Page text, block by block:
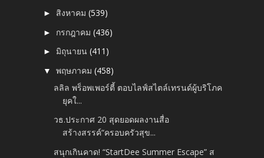
► สิงหาคม(539)
► กรกฎาคม(436)
► มิถุนายน(411)
▼พฤษภาคม(458)
ลลิล พร็อพเพอร์ตี้ ตอบไลฟ์สไตล์เทรนด์ผู้บริโภค
ยุคใ...
วธ.ประกาศ 20 สุดยอดผลงานสื่อ
สร้างสรรค์“ครอบครัวสุข...
สนุกเกินคาด! “StartDee Summer Escape” ส